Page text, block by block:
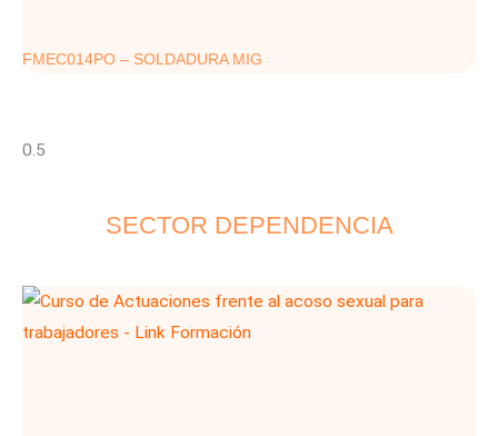
FMEC014PO – SOLDADURA MIG
SECTOR DEPENDENCIA